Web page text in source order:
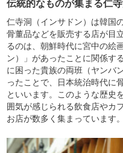
伝統的なものが集まる仁寺
仁寺洞（インサドン）は韓国
骨董品などを販売する店が目
るのは、朝鮮時代に宮中の絵
ン）」があったことに関係す
に困った貴族の両班（ヤンバ
ったことで、日本統治時代に
といいます。このような歴史
囲気が感じられる飲食店やカ
お店が数多く集まっています。